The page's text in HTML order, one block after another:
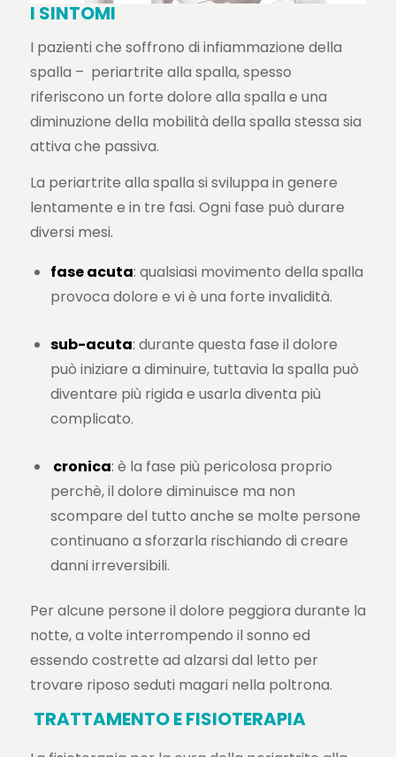
I SINTOMI
I pazienti che soffrono di infiammazione della
spalla – periartrite alla spalla, spesso
riferiscono un forte dolore alla spalla e una
diminuzione della mobilità della spalla stessa sia
attiva che passiva.
La periartrite alla spalla si sviluppa in genere
lentamente e in tre fasi. Ogni fase può durare
diversi mesi.
fase acuta: qualsiasi movimento della spalla
provoca dolore e vi è una forte invalidità.
sub-acuta: durante questa fase il dolore
può iniziare a diminuire, tuttavia la spalla può
diventare più rigida e usarla diventa più
complicato.
cronica: è la fase più pericolosa proprio
perchè, il dolore diminuisce ma non
scompare del tutto anche se molte persone
continuano a sforzarla rischiando di creare
danni irreversibili.
Per alcune persone il dolore peggiora durante la
notte, a volte interrompendo il sonno ed
essendo costrette ad alzarsi dal letto per
trovare riposo seduti magari nella poltrona.
TRATTAMENTO E FISIOTERAPIA